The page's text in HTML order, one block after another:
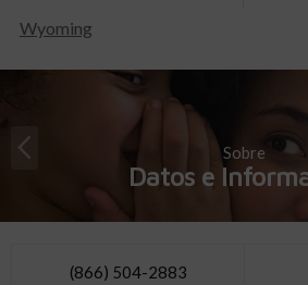
Wyoming
Sobre
Datos e
(866) 504-2883